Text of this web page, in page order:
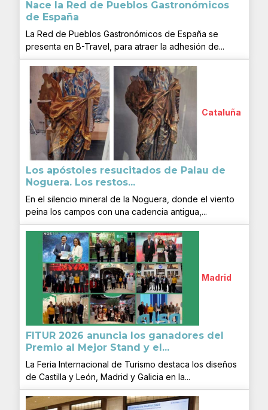
Nace la Red de Pueblos Gastronómicos
de España
La Red de Pueblos Gastronómicos de España se
presenta en B-Travel, para atraer la adhesión de...
Cataluña
Los apóstoles resucitados de Palau de
Noguera. Los restos...
En el silencio mineral de la Noguera, donde el viento
peina los campos con una cadencia antigua,...
Madrid
FITUR 2026 anuncia los ganadores del
Premio al Mejor Stand y el...
La Feria Internacional de Turismo destaca los diseños
de Castilla y León, Madrid y Galicia en la...